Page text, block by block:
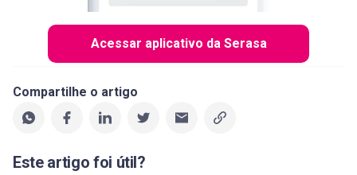
Acessar aplicativo da Serasa
Compartilhe o artigo
Este artigo foi útil?